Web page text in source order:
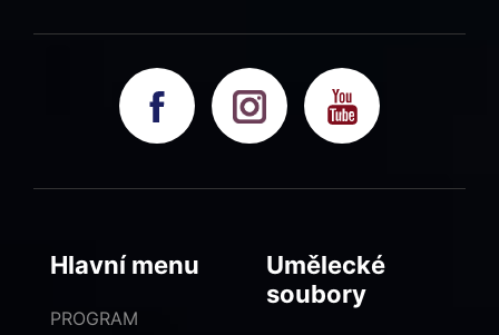
Hlavní menu
PROGRAM
Umělecké
soubory